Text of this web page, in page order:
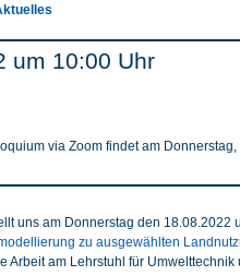
um 10:00 Uhr
via Zoom findet am
uns am Donnerstag den 18.08.2022
zu ausgewählten
Arbeit am Lehrstuhl für